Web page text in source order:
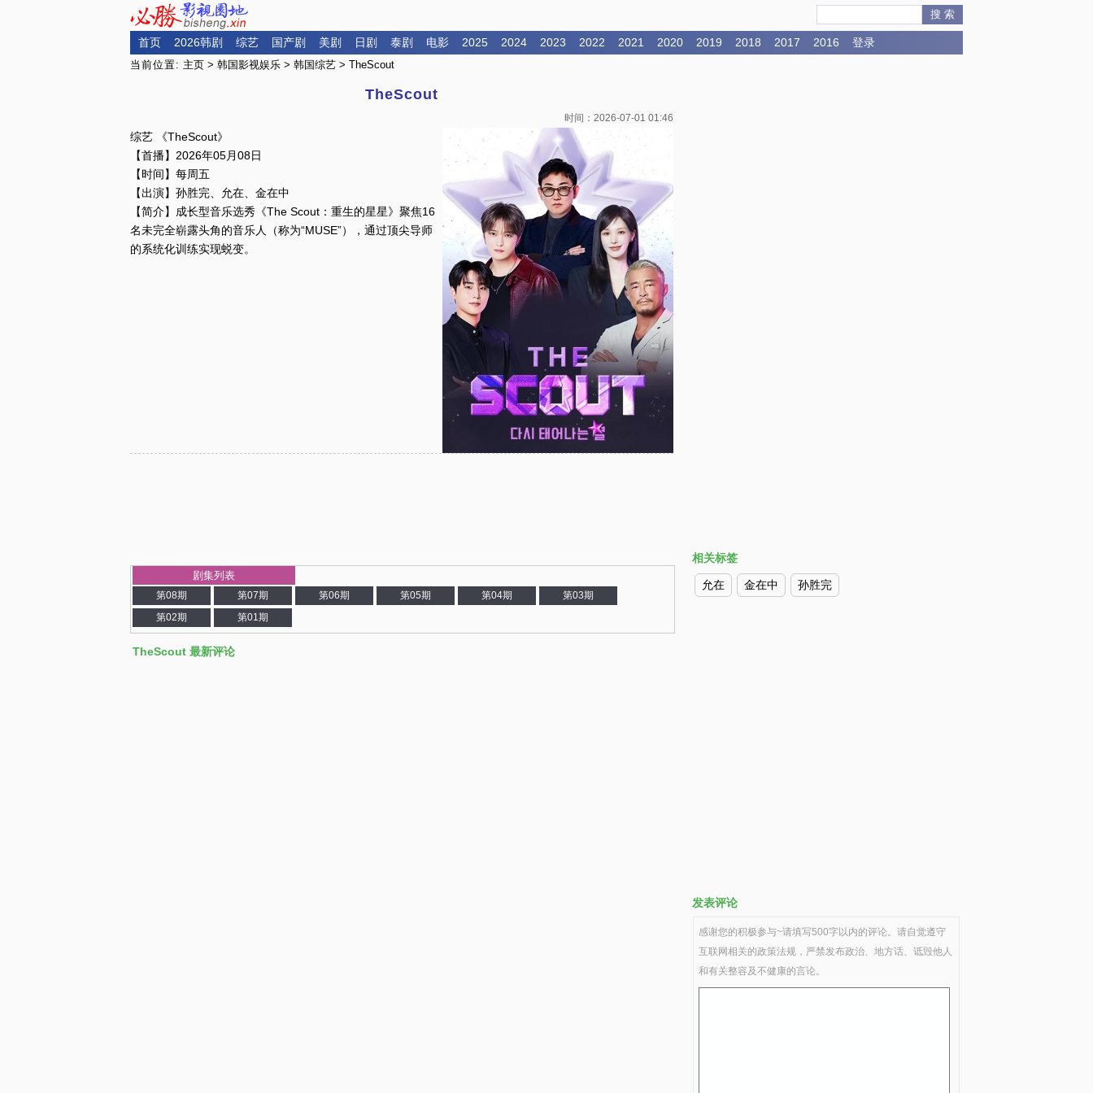
搜 索
首页 2026韩剧 综艺 国产剧 美剧 日剧 泰剧 电影 2025 2024 2023 2022 2021 2020 2019 2018 2017 2016 登录
当前位置: 主页 > 韩国影视娱乐 > 韩国综艺 > TheScout
TheScout
时间： 2026-07-01 01:46
综艺 《TheScout》
【首播】2026年05月08日
【时间】每周五
【出演】孙胜完、允在、金在中
【简介】成长型音乐选秀《The Scout：重生的星星》聚焦16
名未完全崭露头角的音乐人（称为“MUSE”），通过顶尖导师
的系统化训练实现蜕变。 ​​​
剧集列表
第08期 第07期 第06期 第05期 第04期
第03期
第02期
第01期
相关标签
允在 金在中 孙胜完
TheScout 最新评论
发表评论
感谢您的积极参与~请填写500字以内的评论。请自觉遵守
互联网相关的政策法规，严禁发布政治、地方话、诋毁他人
和有关整容及不健康的言论。